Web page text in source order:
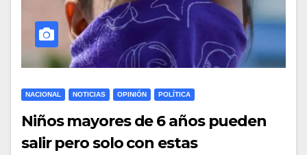
NACIONAL NOTICIAS OPINIÓN POLÍTICA
Niños mayores de 6 años pueden
salir pero solo con estas